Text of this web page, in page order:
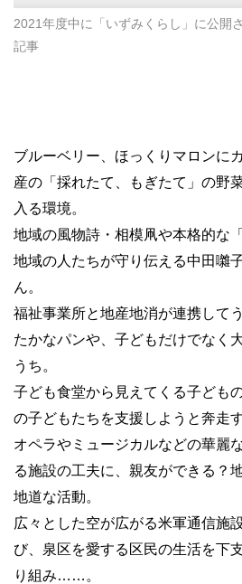
2021年度中に「いずみくらし」に公開
記事
ブルーベリー、ほっくりマロンに
産の「採れたて、もぎたて」の野
入る環境。
地域の風物詩・相模凧や本格的な
地域の人たちが守り伝える中田囃
ん。
福祉事業所と地産地消が連携して
たかなパンや、子どもだけでなく
うち。
子ども食堂から見えてくる子ども
の子どもたちを支援しようと奔走
オペラやミュージカルなどの華麗
る施設の工夫に、親友ができる？
地道な活動。
広々とした空が広がる米軍通信施
び、泉区を愛する区民の生活を下
り組み……。